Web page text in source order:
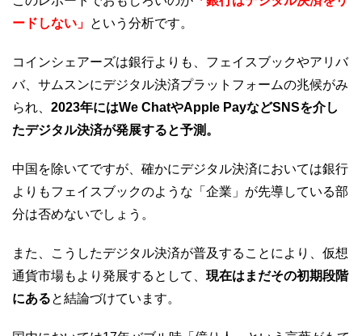
ードしない」
という分析です。
コインシェアーズは銀行よりも、フェイスブックやアリバ
バ、サムスンにデジタル決済プラットフォームの兆候がみ
られ、 2023年にはWe ChatやApple PayなどSNSを介し
たデジタル決済が発展すると予測。
中国を除いてですが、確かにデジタル決済においては銀行
よりもフェイスブックのような「企業」が先導している部
分は否めないでしょう。
また、こうしたデジタル決済が普及することにより、仮想
通貨市場もより発展するとして、 現在はまだその初期段階
にあると結論づけています。